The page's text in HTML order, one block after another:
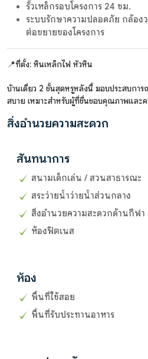
รั้วเหล็กรอบโครงการ 24 ชม.
ระบบรักษาความปลอดภัย กล้อง
ต่อขยายของโครงการ
📍ที่ตั้ง: หินเหล็กไฟ หัวหิน
บ้านเดี่ยว 2 ชั้นสุดหรูหลังนี้ มอบประสบกา
สบาย เหมาะสำหรับผู้ที่ชื่นชอบคุณภาพและค
สิ่งอำนวยความสะดวก
สันทนาการ
สนามเด็กเล่น / สวนสาธารณะ
สระว่ายน้ำว่ายน้ำส่วนกลาง
สิ่งอำนวยความสะดวกด้านกีฬา
ห้องฟิตเนส
ห้อง
พื้นที่ใช้สอย
พื้นที่รับประทานอาหาร